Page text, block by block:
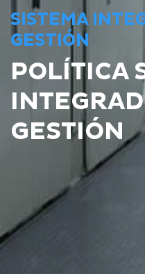
SISTEMA
GESTIÓN
POLÍTICA
GESTIÓN